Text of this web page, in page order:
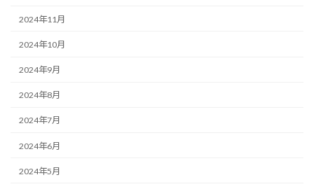
2024年11月
2024年10月
2024年9月
2024年8月
2024年7月
2024年6月
2024年5月